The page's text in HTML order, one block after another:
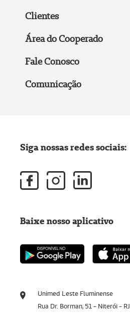
Clientes
Área do Cooperado
Fale Conosco
Comunicação
Unimed Leste Fluminense
Rua Dr. Borman, 51 - Niterói - RJ
Siga nossas redes sociais:
Baixe nosso aplicativo